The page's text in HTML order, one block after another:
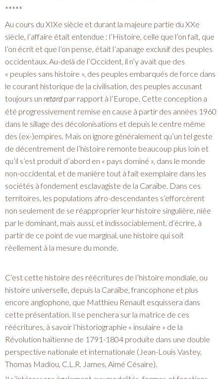
*****
Au cours du XIXe siècle et durant la majeure partie du XXe
siècle, l’affaire était entendue : l’Histoire, celle que l’on fait, que
l’on écrit et que l’on pense, était l’apanage exclusif des peuples
occidentaux. Au-delà de l’Occident, il n’y avait que des
« peuples sans histoire », des peuples embarqués de force dans
le courant historique de la civilisation, des peuples accusant
toujours un retard par rapport à l’Europe. Cette conception a
été progressivement remise en cause à partir des années 1960
dans le sillage des décolonisations et depuis le centre même
des (ex-)empires. Mais on ignore généralement qu’un tel geste
de décentrement de l’histoire remonte beaucoup plus loin et
qu’il s’est produit d’abord en « pays dominé », dans le monde
non-occidental, et de manière tout à fait exemplaire dans les
sociétés à fondement esclavagiste de la Caraïbe. Dans ces
territoires, les populations afro-descendantes s’efforcèrent
non seulement de se réapproprier leur histoire singulière, niée
par le dominant, mais aussi, et indissociablement, d’écrire, à
partir de ce point de vue marginal, une histoire qui soit
réellement à la mesure du monde.
C’est cette histoire des réécritures de l’histoire mondiale, ou
histoire universelle, depuis la Caraïbe, francophone et plus
encore anglophone, que Matthieu Renault esquissera dans
cette présentation. Il se penchera sur la matrice de ces
réécritures, à savoir l’historiographie « insulaire » de la
Révolution haïtienne de 1791-1804 produite dans une double
perspective nationale et internationale (Jean-Louis Vastey,
Thomas Madiou, C.L.R. James, Aimé Césaire).